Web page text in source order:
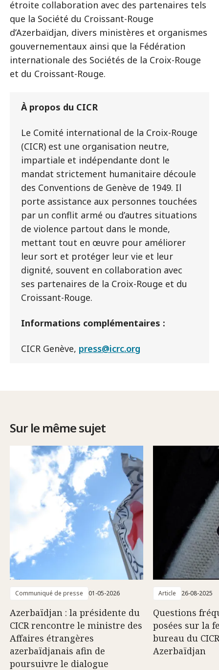
étroite collaboration avec des partenaires tels
que la Société du Croissant-Rouge
d’Azerbaïdjan, divers ministères et organismes
gouvernementaux ainsi que la Fédération
internationale des Sociétés de la Croix-Rouge
et du Croissant-Rouge.
À propos du CICR
Le Comité international de la Croix-Rouge
(CICR) est une organisation neutre,
impartiale et indépendante dont le
mandat strictement humanitaire découle
des Conventions de Genève de 1949. Il
porte assistance aux personnes touchées
par un conflit armé ou d’autres situations
de violence partout dans le monde,
mettant tout en œuvre pour améliorer
leur sort et protéger leur vie et leur
dignité, souvent en collaboration avec
ses partenaires de la Croix-Rouge et du
Croissant-Rouge.
Informations complémentaires :
CICR Genève, press@icrc.org
Sur le même sujet
Communiqué de presse 01-05-2026
Azerbaïdjan : la présidente du
CICR rencontre le ministre des
Affaires étrangères
azerbaïdjanais afin de
poursuivre le dialogue
Article 26-08-2025
Questions
posées sur la
bureau du
Azerbaïdjan